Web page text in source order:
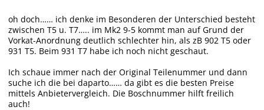
oh doch…… ich denke im Besonderen der Unterschied besteht
zwischen T5 u. T7….. im Mk2 9-5 kommt man auf Grund der
Vorkat-Anordnung deutlich schlechter hin, als zB 902 T5 oder
931 T5. Beim 931 T7 habe ich noch nicht geschaut.
Ich schaue immer nach der Original Teilenummer und dann
suche ich die bei daparto…… da gibt es die besten Preise
mittels Anbietervergleich. Die Boschnummer hilft freilich
auch!